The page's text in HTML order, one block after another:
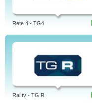
Rete 4 - TG4
Rai tv - TG R